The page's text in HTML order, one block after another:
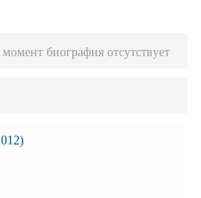
биография отсутствует